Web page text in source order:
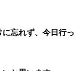
に忘れず、今日行っ